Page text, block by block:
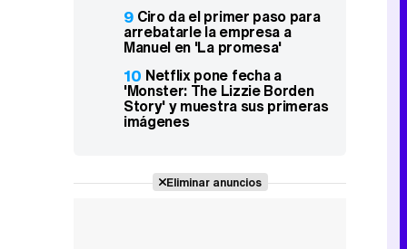
9 Ciro da el primer paso para
arrebatarle la empresa a
Manuel en 'La promesa'
10 Netflix pone fecha a
'Monster: The Lizzie Borden
Story' y muestra sus primeras
imágenes
Eliminar anuncios